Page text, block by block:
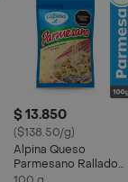
$ 13.850
($138.50/g)
Alpina Queso
Parmesano Rallado
100 g